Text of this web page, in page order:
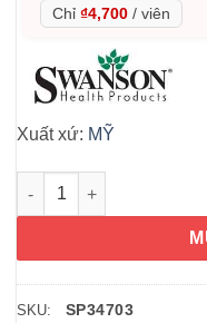
Chỉ ₫4,700 / viên
Xuất xứ: MỸ
Tinh chất hào (hàu)
SKU: SP34703